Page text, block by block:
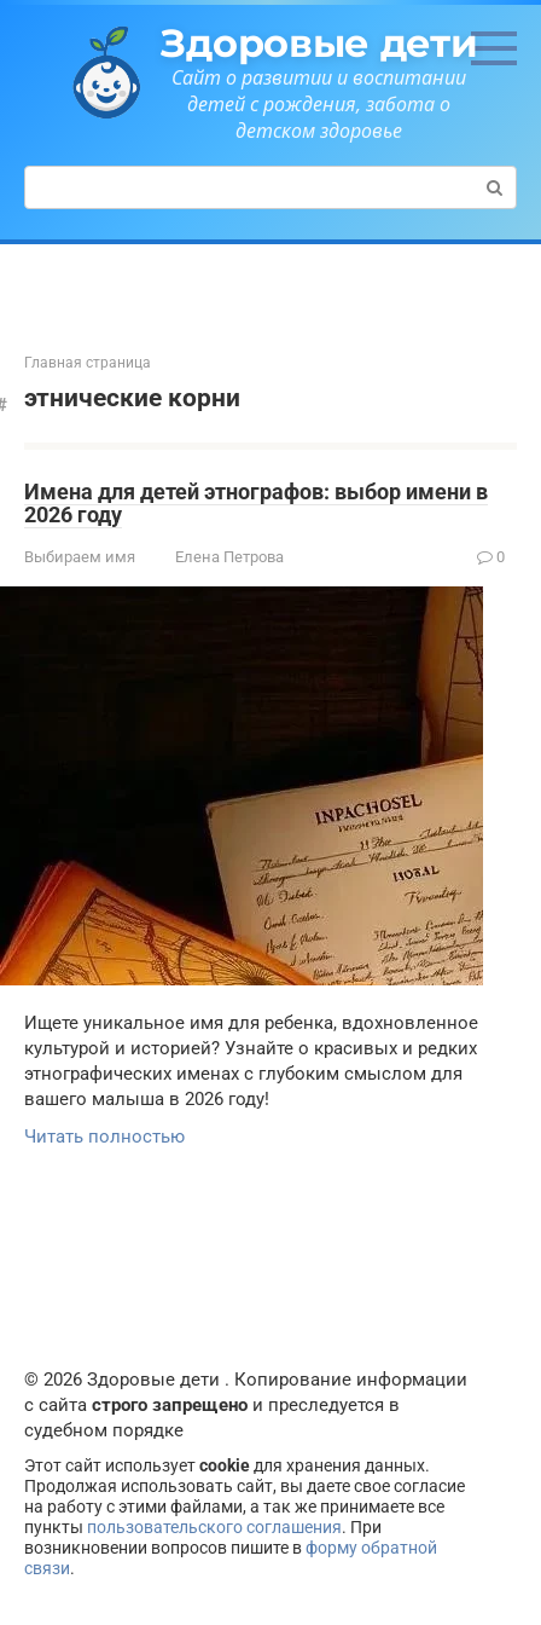
Здоровые дети
Сайт о развитии и воспитании
детей с рождения, забота о
детском здоровье
Поиск:
Главная страница
этнические корни
Имена для детей этнографов: выбор имени в
2026 году
Выбираем имя Елена Петрова 0
Ищете уникальное имя для ребенка, вдохновленное
культурой и историей? Узнайте о красивых и редких
этнографических именах с глубоким смыслом для
вашего малыша в 2026 году!
Читать полностью
© 2026 Здоровые дети . Копирование информации
с сайта строго запрещено и преследуется в
судебном порядке
Этот сайт используетcookie для хранения данных.
Продолжая использовать сайт, вы даете свое согласие
на работу с этими файлами, а так же принимаете все
пункты пользовательского соглашения. При
возникновении вопросов пишите вформу обратной
связи.